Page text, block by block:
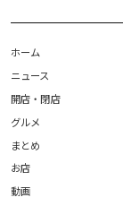
ホーム
ニュース
開店・閉店
グルメ
まとめ
お店
動画